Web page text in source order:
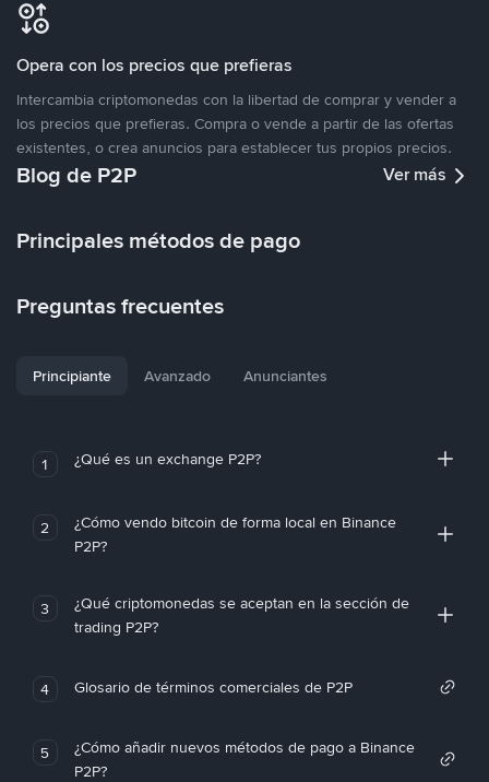
Opera con los precios que prefieras
Intercambia criptomonedas con la libertad de comprar y vender a
los precios que prefieras. Compra o vende a partir de las ofertas
existentes, o crea anuncios para establecer tus propios precios.
Blog de P2P Ver más
Principales métodos de pago
Preguntas frecuentes
Principiante Avanzado Anunciantes
1 ¿Qué es un exchange P2P?
2
¿Cómo vendo bitcoin de forma local en Binance
P2P?
3
¿Qué criptomonedas se aceptan en la sección de
trading P2P?
4 Glosario de términos comerciales de P2P
5
¿Cómo añadir nuevos métodos de pago a Binance
P2P?